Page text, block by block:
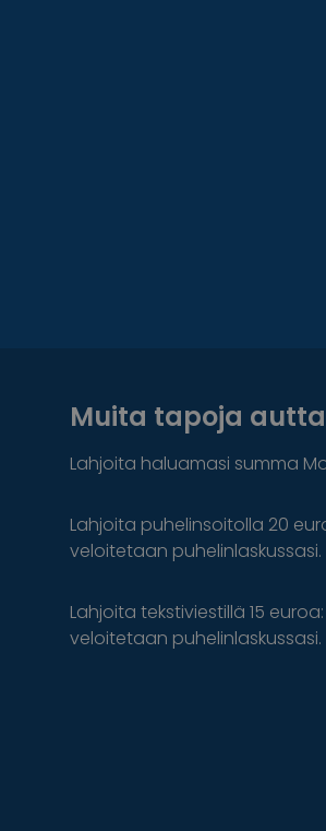
Muita tapoja
Lahjoita haluamasi summa
Lahjoita puhelinsoitolla 20
veloitetaan puhelinlaskussasi.
Lahjoita tekstiviestillä 15
veloitetaan puhelinlaskussasi.